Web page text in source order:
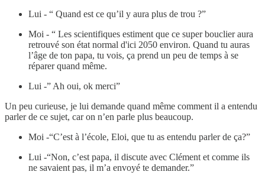
Lui - “ Quand est ce qu’il y aura plus de trou ?”
Moi - “ Les scientifiques estiment que ce super bouclier aura
retrouvé son état normal d'ici 2050 environ. Quand tu auras
l’âge de ton papa, tu vois, ça prend un peu de temps à se
réparer quand même.
Lui -” Ah oui, ok merci”
Un peu curieuse, je lui demande quand même comment il a entendu
parler de ce sujet, car on n’en parle plus beaucoup.
Moi -“C’est à l’école, Eloi, que tu as entendu parler de ça?”
Lui -“Non, c’est papa, il discute avec Clément et comme ils
ne savaient pas, il m’a envoyé te demander.”